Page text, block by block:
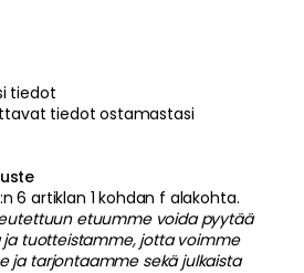
tiedot
tiedot ostamastasi
6 artiklan 1 kohdan f alakohta.
etuumme voida pyytää
tuotteistamme, jotta voimme
ja tarjontaamme sekä julkaista